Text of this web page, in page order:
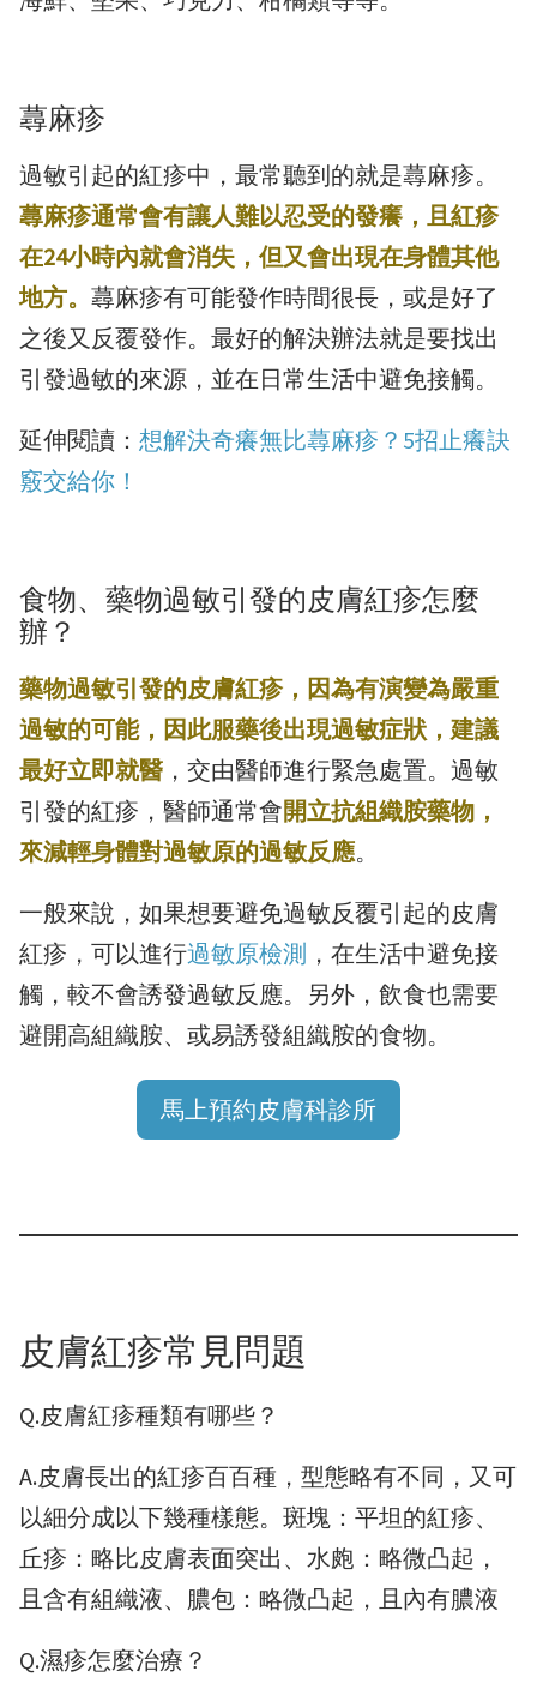
蕁麻疹
過敏引起的紅疹中，最常聽到的就是蕁麻疹。
蕁麻疹通常會有讓人難以忍受的發癢，且紅疹
在24小時內就會消失，但又會出現在身體其他
地方。 蕁麻疹有可能發作時間很長，或是好了
之後又反覆發作。最好的解決辦法就是要找出
引發過敏的來源，並在日常生活中避免接觸。
延伸閱讀： 想解決奇癢無比蕁麻疹？5招止癢訣
竅交給你！
食物、藥物過敏引發的皮膚紅疹怎麼
辦？
藥物過敏引發的皮膚紅疹，因為有演變為嚴重
過敏的可能，因此服藥後出現過敏症狀，建議
最好立即就醫 ，交由醫師進行緊急處置。過敏
引發的紅疹，醫師通常會開立抗組織胺藥物，
來減輕身體對過敏原的過敏反應。
一般來說，如果想要避免過敏反覆引起的皮膚
紅疹，可以進行過敏原檢測 ，在生活中避免接
觸，較不會誘發過敏反應。另外，飲食也需要
避開高組織胺、或易誘發組織胺的食物。
馬上預約皮膚科診所
皮膚紅疹常見問題
Q.皮膚紅疹種類有哪些？
A.皮膚長出的紅疹百百種，型態略有不同，又可
以細分成以下幾種樣態。斑塊：平坦的紅疹、
丘疹：略比皮膚表面突出、水皰：略微凸起，
且含有組織液、膿包：略微凸起，且內有膿液
Q.濕疹怎麼治療？